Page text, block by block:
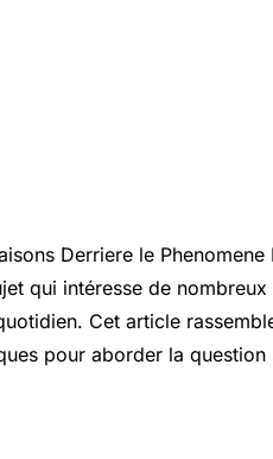
Derriere le
qui intéresse de
Cet article
pour aborder la question